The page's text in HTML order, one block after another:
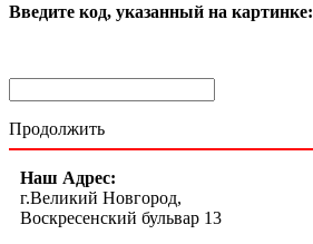
Введите код, указанный на картинке:
Продолжить
Наш Адрес:
г.Великий Новгород,
Воскресенский бульвар 13